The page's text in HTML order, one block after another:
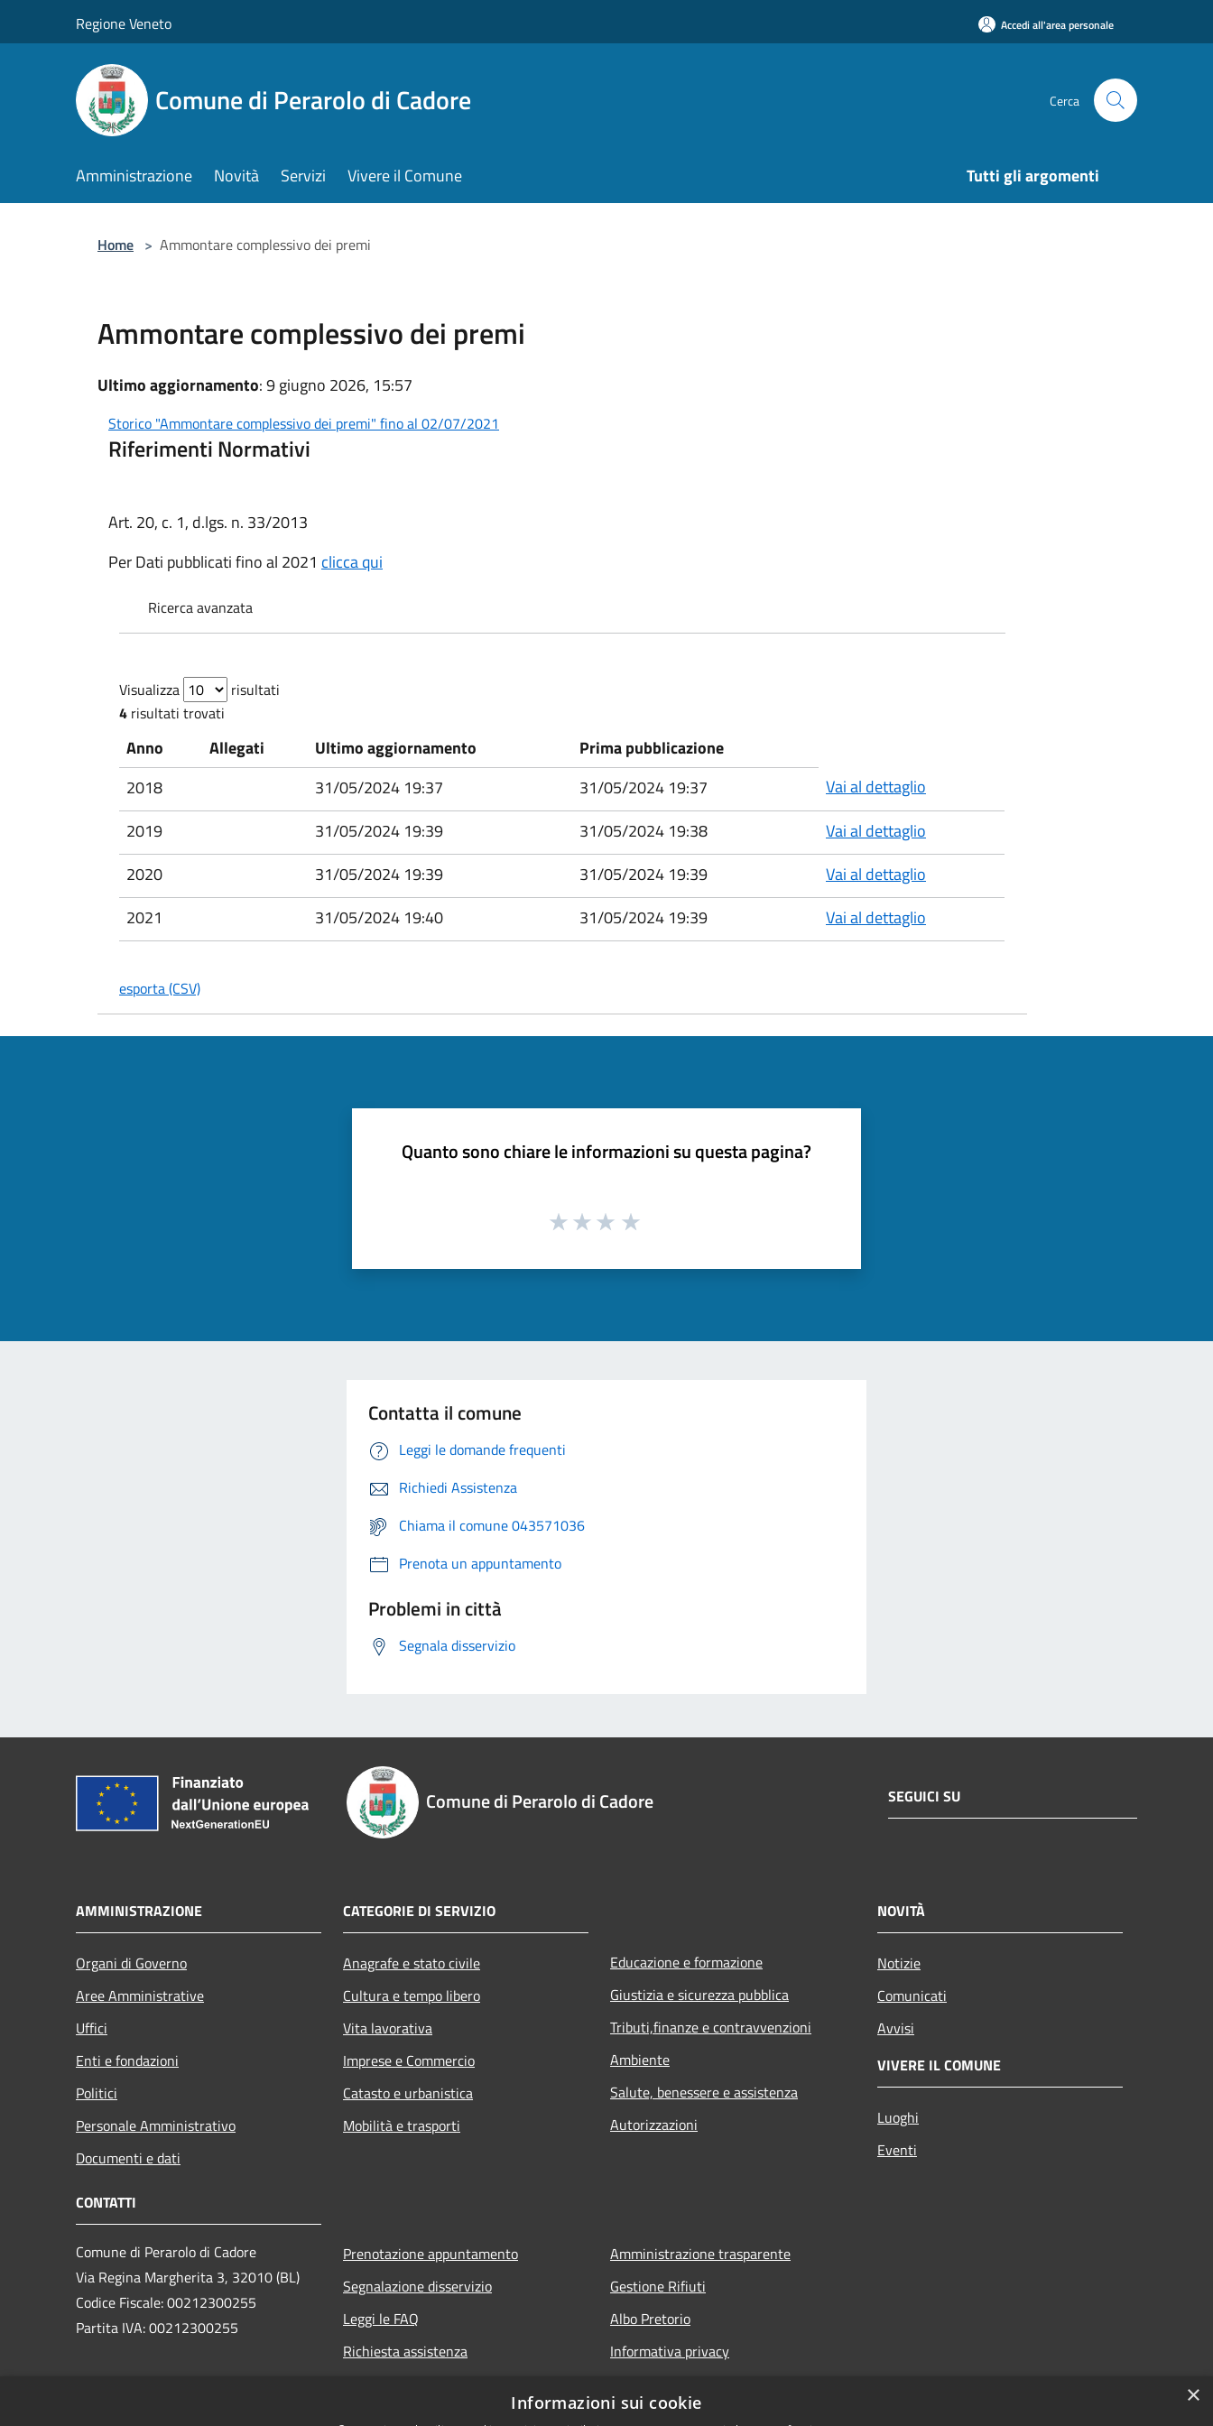
Regione Veneto Accedi all'area personale
Comune di Perarolo di Cadore Cerca
Amministrazione Novità Servizi Vivere il Comune Tutti gli argomenti
Home > Ammontare complessivo dei premi
Ammontare complessivo dei premi
Ultimo aggiornamento: 9 giugno 2026, 15:57
Storico "Ammontare complessivo dei premi" fino al 02/07/2021
Riferimenti Normativi
Art. 20, c. 1, d.lgs. n. 33/2013
Per Dati pubblicati fino al 2021 clicca qui
Ricerca avanzata
Visualizza
risultati
4 risultati trovati
Anno Allegati Ultimo aggiornamento
Prima pubblicazione
2018
31/05/2024 19:37 31/05/2024 19:37
Vai al dettaglio
2019
31/05/2024 19:39 31/05/2024 19:38
Vai al dettaglio
2020
31/05/2024 19:39 31/05/2024 19:39
Vai al dettaglio
2021
31/05/2024 19:40 31/05/2024 19:39 Vai al dettaglio
esporta (CSV)
Quanto sono chiare le informazioni su questa pagina?
Contatta il comune
Leggi le domande frequenti
Richiedi Assistenza
Chiama il comune 043571036
Prenota un appuntamento
Problemi in città
Segnala disservizio
Comune di Perarolo di Cadore SEGUICI SU
AMMINISTRAZIONE
Organi di Governo
Aree Amministrative
Uffici
Enti e fondazioni
Politici
Personale Amministrativo
Documenti e dati
CATEGORIE DI SERVIZIO
Anagrafe e stato civile
Cultura e tempo libero
Vita lavorativa
Imprese e Commercio
Catasto e urbanistica
Mobilità e trasporti
Educazione e formazione
Giustizia e sicurezza pubblica
Tributi,finanze e contravvenzioni
Ambiente
Salute, benessere e assistenza
Autorizzazioni
NOVITÀ
Notizie
Comunicati
Avvisi
VIVERE IL COMUNE
Luoghi
Eventi
CONTATTI
Comune di Perarolo di Cadore
Via Regina Margherita 3, 32010 (BL)
Codice Fiscale: 00212300255
Partita IVA: 00212300255
Prenotazione appuntamento
Segnalazione disservizio
Leggi le FAQ
Richiesta assistenza
Amministrazione trasparente
Gestione Rifiuti
Albo Pretorio
Informativa privacy
Dichiarazione di accessibilità
×
Informazioni sui cookie